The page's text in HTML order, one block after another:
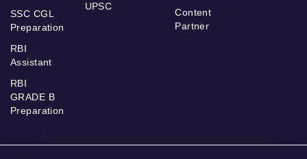
SSC CGL
Preparation
RBI
Assistant
RBI
GRADE B
Preparation
UPSC
Content
Partner